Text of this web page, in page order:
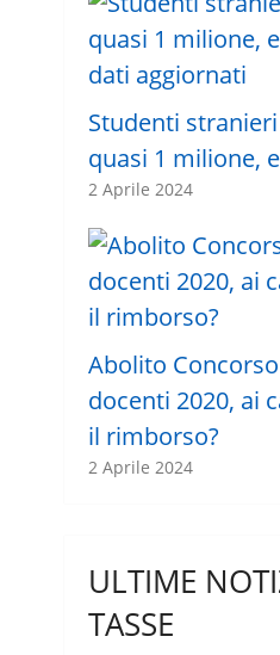
Studenti
quasi 1 milione,
2 Aprile 2024
Abolito
docenti 2020, ai
il rimborso?
2 Aprile 2024
ULTIME
TASSE